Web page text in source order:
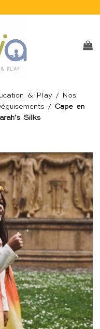
& Play/
Nos
/ Cape en
Silks